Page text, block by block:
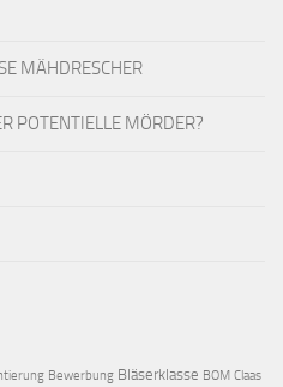
MÄHDRESCHER
POTENTIELLE MÖRDER?
Bewerbung Bläserklasse BOM Claas